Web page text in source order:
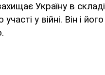
Україну в складі
у війні. Він і його